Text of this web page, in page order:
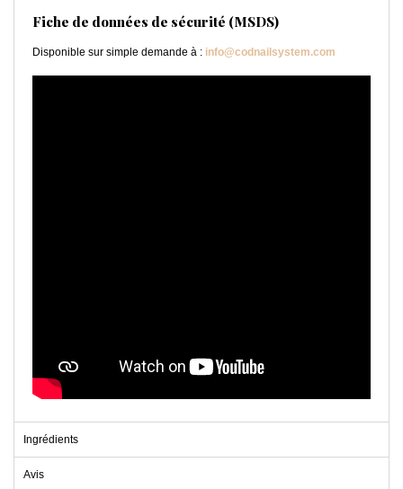
Fiche de données de sécurité (MSDS)
Disponible sur simple demande à : info@codnailsystem.com
Ingrédients
Avis